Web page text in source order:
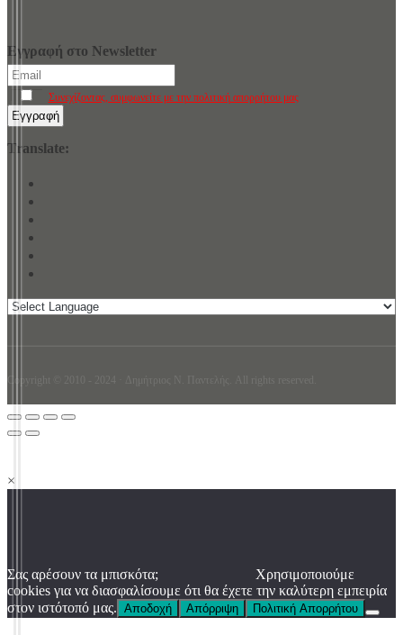
Εγγραφή στο Newsletter
Συνεχίζοντας, συμφωνείτε με την πολιτική απορρήτου μας
Translate:
Copyright © 2010 - 2024 · Δημήτριος N. Παντελής. All rights reserved.
×
Σας αρέσουν τα μπισκότα;
Χρησιμοποιούμε
cookies για να διασφαλίσουμε ότι θα έχετε την καλύτερη εμπειρία
στον ιστότοπό μας. Αποδοχή Απόρριψη Πολιτική Απορρήτου